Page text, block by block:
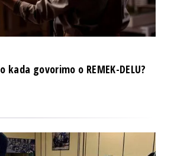
kada govorimo o REMEK-DELU?